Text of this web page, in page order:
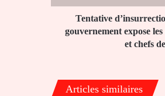
expose
chefs
de
Tentative
gouvernement expose
et chefs
Articles similaires